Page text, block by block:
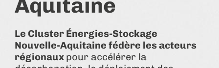
Aquitaine
Le Cluster Énergies-Stockage
Nouvelle-Aquitaine fédère les acteurs
régionaux pour accélérer la